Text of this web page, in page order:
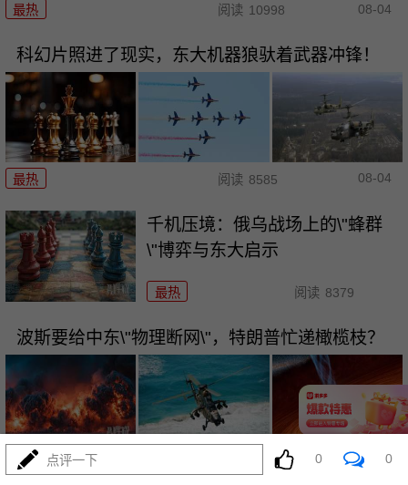
最热 阅读 10998 08-04
科幻片照进了现实，东大机器狼驮着武器冲锋！
最热 阅读 8585 08-04
千机压境：俄乌战场上的\"蜂群
\"博弈与东大启示
最热 阅读 8379
波斯要给中东\"物理断网\"，特朗普忙递橄榄枝？
最热 7050 08-04
点评一下 0 0